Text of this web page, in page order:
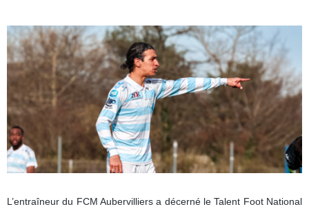
L’entraîneur du FCM Aubervilliersa décerné le Talent Foot National